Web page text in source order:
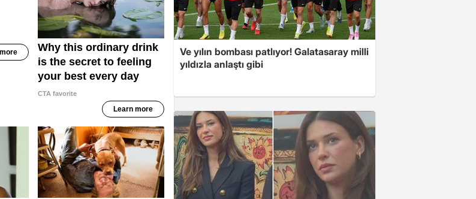
Ve yılın bombası patlıyor! Galatasaray milli
yıldızla anlaştı gibi